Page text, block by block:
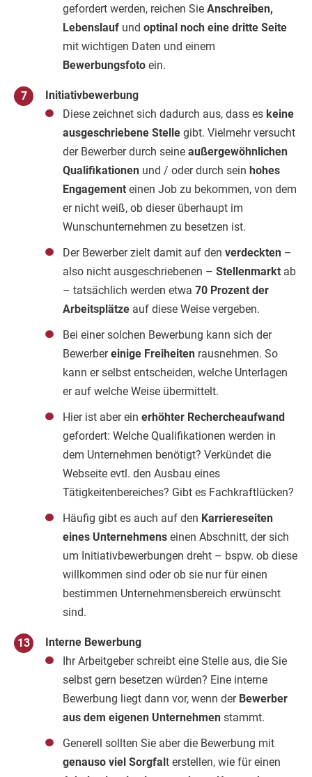
gefordert werden, reichen Sie Anschreiben,
Lebenslauf und optinal noch eine dritte Seite
mit wichtigen Daten und einem
Bewerbungsfoto ein.
Initiativbewerbung
Diese zeichnet sich dadurch aus, dass es keine
ausgeschriebene Stelle gibt. Vielmehr versucht
der Bewerber durch seine außergewöhnlichen
Qualifikationen und / oder durch sein hohes
Engagement einen Job zu bekommen, von dem
er nicht weiß, ob dieser überhaupt im
Wunschunternehmen zu besetzen ist.
Der Bewerber zielt damit auf den verdeckten –
also nicht ausgeschriebenen – Stellenmarkt ab
– tatsächlich werden etwa 70 Prozent der
Arbeitsplätze auf diese Weise vergeben.
Bei einer solchen Bewerbung kann sich der
Bewerbereinige Freiheiten rausnehmen. So
kann er selbst entscheiden, welche Unterlagen
er auf welche Weise übermittelt.
Hier ist aber ein erhöhter Rechercheaufwand
gefordert: Welche Qualifikationen werden in
dem Unternehmen benötigt? Verkündet die
Webseite evtl. den Ausbau eines
Tätigkeitenbereiches? Gibt es Fachkraftlücken?
Häufig gibt es auch auf den Karriereseiten
eines Unternehmens einen Abschnitt, der sich
um Initiativbewerbungen dreht – bspw. ob diese
willkommen sind oder ob sie nur für einen
bestimmen Unternehmensbereich erwünscht
sind.
Interne Bewerbung
Ihr Arbeitgeber schreibt eine Stelle aus, die Sie
selbst gern besetzen würden? Eine interne
Bewerbung liegt dann vor, wenn der Bewerber
aus dem eigenen Unternehmen stammt.
Generell sollten Sie aber die Bewerbung mit
genauso viel Sorgfal t erstellen, wie für einen